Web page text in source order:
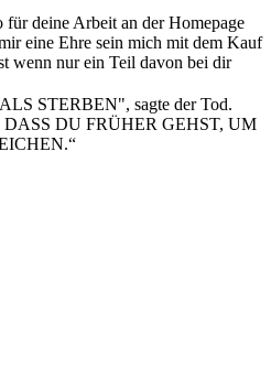
00:00
Das große Buch der